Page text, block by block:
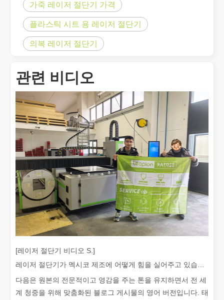
레이저 용접은 뛰어난 정밀도와 효율성으로 현대 제조에 혁명을
가죽 레이저 절단기 가격
플라스틱 시트 용 레이저 절단기
의복 레이저 절단기
관련 비디오
[레이저 절단기 비디오 S.]
다음은 원본의 전문적이고 영감을 주는 톤을 유지하면서 전 세
계 청중을 위해 맞춤화된 블로그 게시물의 영어 버전입니다. 태